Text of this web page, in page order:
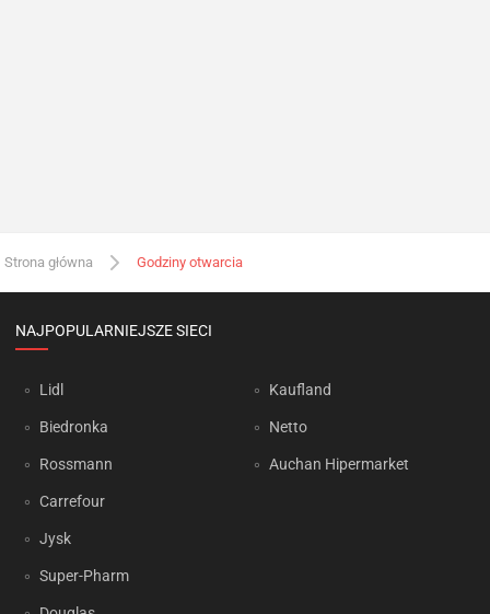
Strona główna Godziny otwarcia
NAJPOPULARNIEJSZE SIECI
Lidl
Biedronka
Rossmann
Carrefour
Jysk
Super-Pharm
Kaufland
Netto
Auchan Hipermarket